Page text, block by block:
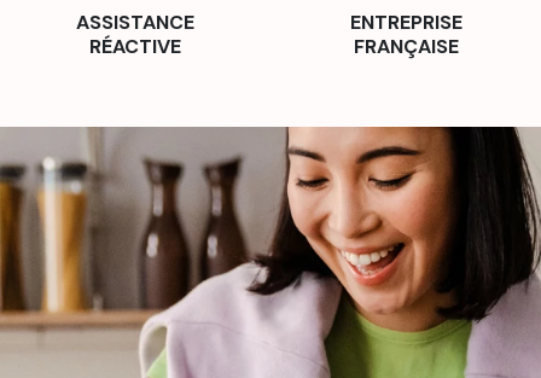
ASSISTANCE
RÉACTIVE
ENTREPRISE
FRANÇAISE